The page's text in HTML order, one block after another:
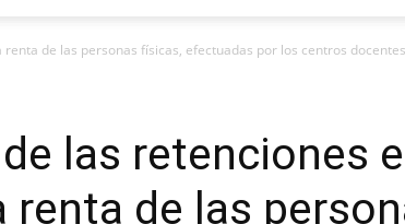
de las personas físicas, efectuadas por los centros
las retenciones e
de las